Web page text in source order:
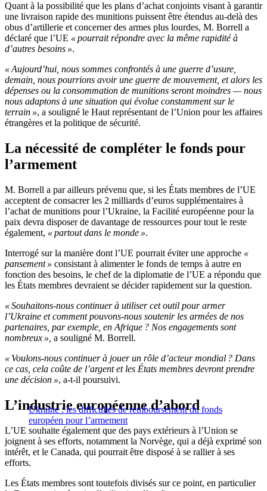
Quant à la possibilité que les plans d’achat conjoints visant à garantir
une livraison rapide des munitions puissent être étendus au-delà des
obus d’artillerie et concerner des armes plus lourdes, M. Borrell a
déclaré que l’UE « pourrait répondre avec la même rapidité à
d’autres besoins ».
« Aujourd’hui, nous sommes confrontés à une guerre d’usure,
demain, nous pourrions avoir une guerre de mouvement, et alors les
dépenses ou la consommation de munitions seront moindres — nous
nous adaptons à une situation qui évolue constamment sur le
terrain », a souligné le Haut représentant de l’Union pour les affaires
étrangères et la politique de sécurité.
La nécessité de compléter le fonds pour
l’armement
M. Borrell a par ailleurs prévenu que, si les États membres de l’UE
acceptent de consacrer les 2 milliards d’euros supplémentaires à
l’achat de munitions pour l’Ukraine, la Facilité européenne pour la
paix devra disposer de davantage de ressources pour tout le reste
également, « partout dans le monde ».
Interrogé sur la manière dont l’UE pourrait éviter une approche «
pansement » consistant à alimenter le fonds de temps à autre en
fonction des besoins, le chef de la diplomatie de l’UE a répondu que
les États membres devraient se décider rapidement sur la question.
« Souhaitons-nous continuer à utiliser cet outil pour armer
l’Ukraine et comment pouvons-nous soutenir les armées de nos
partenaires, par exemple, en Afrique ? Nos engagements sont
nombreux », a souligné M. Borrell.
« Voulons-nous continuer à jouer un rôle d’acteur mondial ? Dans
ce cas, cela coûte de l’argent et les États membres devront prendre
une décision », a-t-il poursuivi.
Ukraine : les difficultés de remboursement du fonds
européen pour l’armement
L’industrie européenne d’abord
L’UE souhaite également que des pays extérieurs à l’Union se
joignent à ses efforts, notamment la Norvège, qui a déjà exprimé son
intérêt, et le Canada, qui pourrait être disposé à se rallier à ses
efforts.
Les États membres sont toutefois divisés sur ce point, en particulier